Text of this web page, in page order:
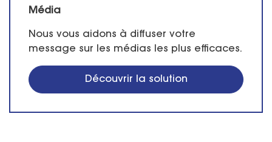
Média
Nous vous aidons à diffuser votre
message sur les médias les plus efficaces.
Découvrir la solution